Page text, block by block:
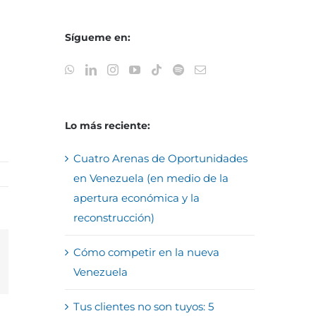
Sígueme en:
Lo más reciente:
Cuatro Arenas de Oportunidades
en Venezuela (en medio de la
apertura económica y la
reconstrucción)
Cómo competir en la nueva
Venezuela
Tus clientes no son tuyos: 5